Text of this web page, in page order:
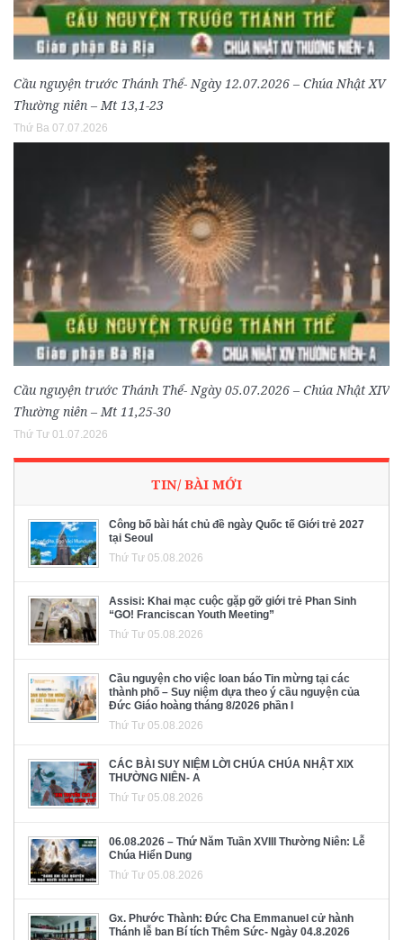
Cầu nguyện trước Thánh Thể- Ngày 12.07.2026 – Chúa Nhật XV
Thường niên – Mt 13,1-23
Thứ Ba 07.07.2026
Cầu nguyện trước Thánh Thể- Ngày 05.07.2026 – Chúa Nhật XIV
Thường niên – Mt 11,25-30
Thứ Tư 01.07.2026
TIN/ BÀI MỚI
Công bố bài hát chủ đề ngày Quốc tế Giới trẻ 2027
tại Seoul
Thứ Tư 05.08.2026
Assisi: Khai mạc cuộc gặp gỡ giới trẻ Phan Sinh
“GO! Franciscan Youth Meeting”
Thứ Tư 05.08.2026
Cầu nguyện cho việc loan báo Tin mừng tại các
thành phố – Suy niệm dựa theo ý cầu nguyện của
Đức Giáo hoàng tháng 8/2026 phần I
Thứ Tư 05.08.2026
CÁC BÀI SUY NIỆM LỜI CHÚA CHÚA NHẬT XIX
THƯỜNG NIÊN- A
Thứ Tư 05.08.2026
06.08.2026 – Thứ Năm Tuần XVIII Thường Niên: Lễ
Chúa Hiển Dung
Thứ Tư 05.08.2026
Gx. Phước Thành: Đức Cha Emmanuel cử hành
Thánh lễ ban Bí tích Thêm Sức- Ngày 04.8.2026